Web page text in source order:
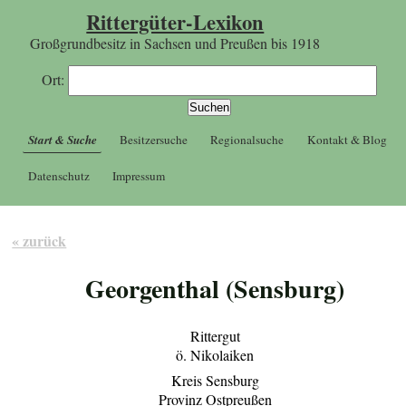
Rittergüter-Lexikon
Großgrundbesitz in Sachsen und Preußen bis 1918
Ort:
Start & Suche Besitzersuche Regionalsuche Kontakt & Blog
Datenschutz Impressum
« zurück
Georgenthal (Sensburg)
Rittergut
ö. Nikolaiken
Kreis Sensburg
Provinz Ostpreußen